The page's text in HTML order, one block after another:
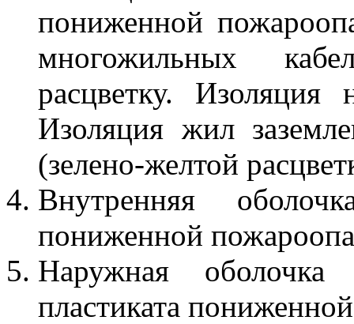
пониженной
многожильных
расцветку. Изоляция
Изоляция жил
(зелено-желтой
Внутренняя
пониженной
Наружная
пластиката